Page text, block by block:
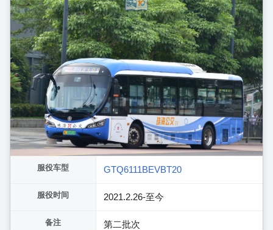
服役车型 GTQ6111BEVBT20
服役时间 2021.2.26-至今
备注 第二批次